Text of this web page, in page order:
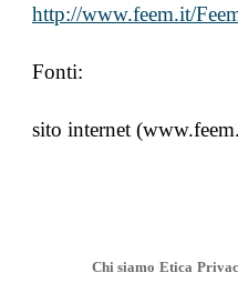
http://www.feem.it/
Fonti:
sito internet
Chi siamo Etica